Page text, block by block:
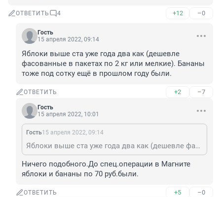
ОТВЕТИТЬ 4 +12 –0
Гость
15 апреля 2022, 09:14
Яблоки выше ста уже года два как (дешевле
фасованные в пакетах по 2 кг или мелкие). Бананы
тоже под сотку ещё в прошлом году были.
ОТВЕТИТЬ +2 –7
Гость
15 апреля 2022, 10:01
Гость15 апреля 2022, 09:14
Яблоки выше ста уже года два как (дешевле фасованные в пакетах по 2 кг или мелкие). Бананы тоже под сотку ещё в прошлом году были.
Ничего подобного.До спец.операции в Магните
яблоки и бананы по 70 руб.были.
ОТВЕТИТЬ +5 –0